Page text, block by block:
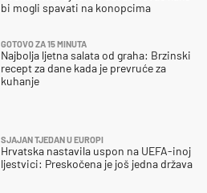
SJAJAN TJEDAN U EUROPI
Hrvatska nastavila uspon na UEFA-inoj
ljestvici: Preskočena je još jedna država
bi mogli spavati na konopcima
GOTOVO ZA 15 MINUTA
Najbolja ljetna salata od graha: Brzinski
recept za dane kada je prevruće za
kuhanje